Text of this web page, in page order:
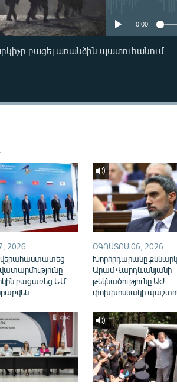
0:00
բացել առանձին պատուհանում
2026
վերահաստատեց
բացառեց ԵՄ
ՕԳՈՍՏՈՍ 06, 2026
Խորհրդարանը
Արամ Վարդևանյանի
թեկնածությունը ԱԺ
փոխխոսնակի